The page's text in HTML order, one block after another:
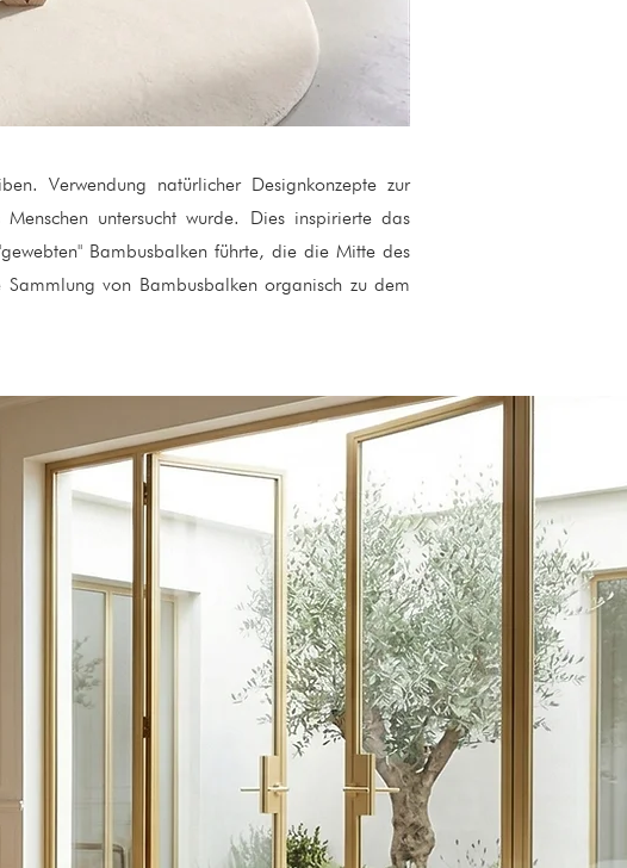
Verwendung natürlicher Designkonzepte zur
untersucht wurde. Dies inspirierte das
Bambusbalken führte, die die Mitte des
von Bambusbalken organisch zu dem